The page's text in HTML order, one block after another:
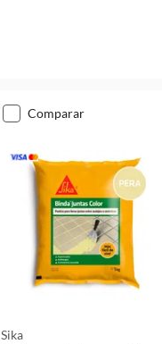
comparar
Sika